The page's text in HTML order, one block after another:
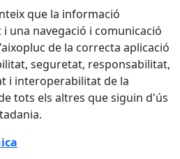
que la informació
una navegació i comunicació
de la correcta aplicació
seguretat, responsabilitat,
i interoperabilitat de la
tots els altres que siguin d'ús